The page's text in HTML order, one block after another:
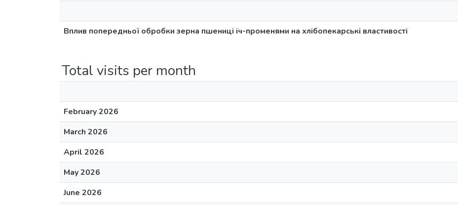
Вплив попередньої обробки зерна пшениці іч-променями на хлібопекарські властивості
Total visits per month
February 2026
March 2026
April 2026
May 2026
June 2026